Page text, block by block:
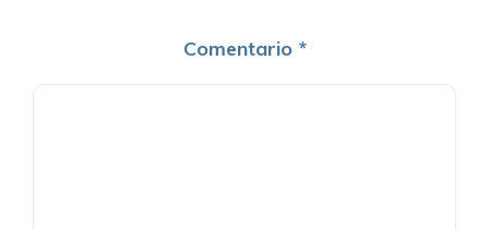
Comentario *